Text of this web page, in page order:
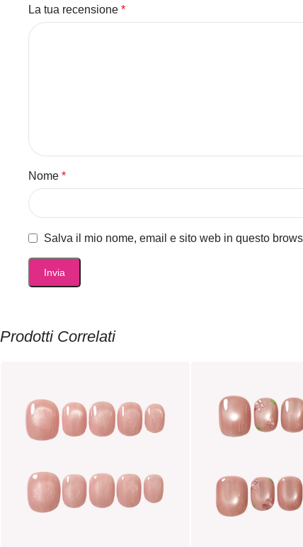
La tua recensione *
Nome *
Salva il mio nome, email e sito web in questo
Prodotti Correlati